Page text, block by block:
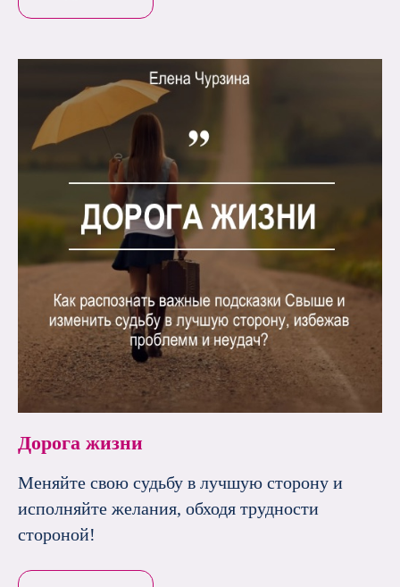
Дорога жизни
Меняйте свою судьбу в лучшую сторону и
исполняйте желания, обходя трудности
стороной!